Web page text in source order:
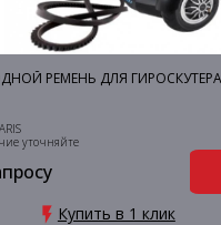
РЕМЕНЬ ДЛЯ ГИРОСКУТЕРА
уточняйте
Купить в 1 клик